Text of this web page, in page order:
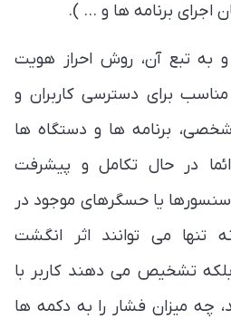
اجرای برنامه ها و ... ).
به تبع آن، روش احراز هویت
برای دسترسی کاربران و
برنامه ها و دستگاه ها
در حال تکامل و پیشرفت
یا حسگرهای موجود در
می توانند اثر انگشت
بلکه تشخیص می دهند کاربر با
چه میزان فشار را به دکمه ها